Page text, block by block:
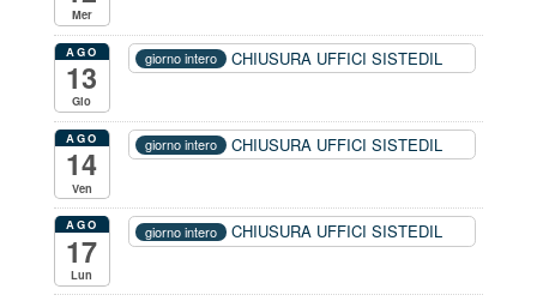
Mer
AGO
13
Gio
giorno intero CHIUSURA UFFICI SISTEDIL
AGO
14
Ven
giorno intero CHIUSURA UFFICI SISTEDIL
AGO
17
Lun
giorno intero CHIUSURA UFFICI SISTEDIL